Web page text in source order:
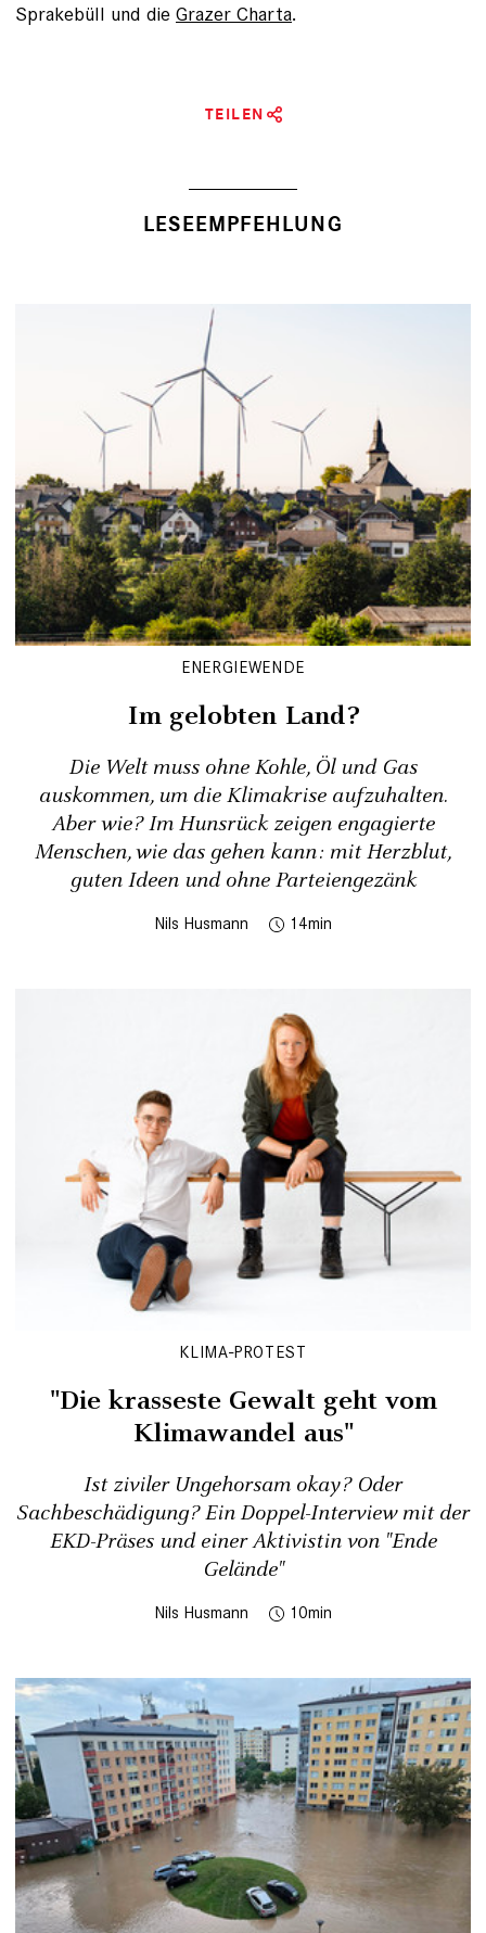
Sprakebüll und die Grazer Charta.
TEILEN
LESEEMPFEHLUNG
ENERGIEWENDE
Im gelobten Land?
Die Welt muss ohne Kohle, Öl und Gas
auskommen, um die Klimakrise aufzuhalten.
Aber wie? Im Hunsrück zeigen ­engagierte
Menschen, wie das gehen kann: mit Herzblut,
guten Ideen und ohne Parteiengezänk
Nils Husmann 14
KLIMA-PROTEST
"Die krasseste Gewalt geht vom
Klimawandel aus"
Ist ziviler Ungehorsam okay? Oder
Sachbeschädigung? Ein Doppel-Interview mit der
EKD-Präses und einer Aktivistin von "Ende
Gelände"
Nils Husmann 10